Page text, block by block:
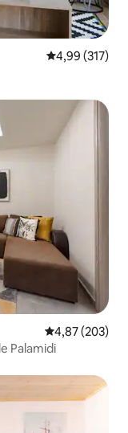
4,99 de uma
4,99 (317)
4,87 de uma
4,87 (203)
Palamidi